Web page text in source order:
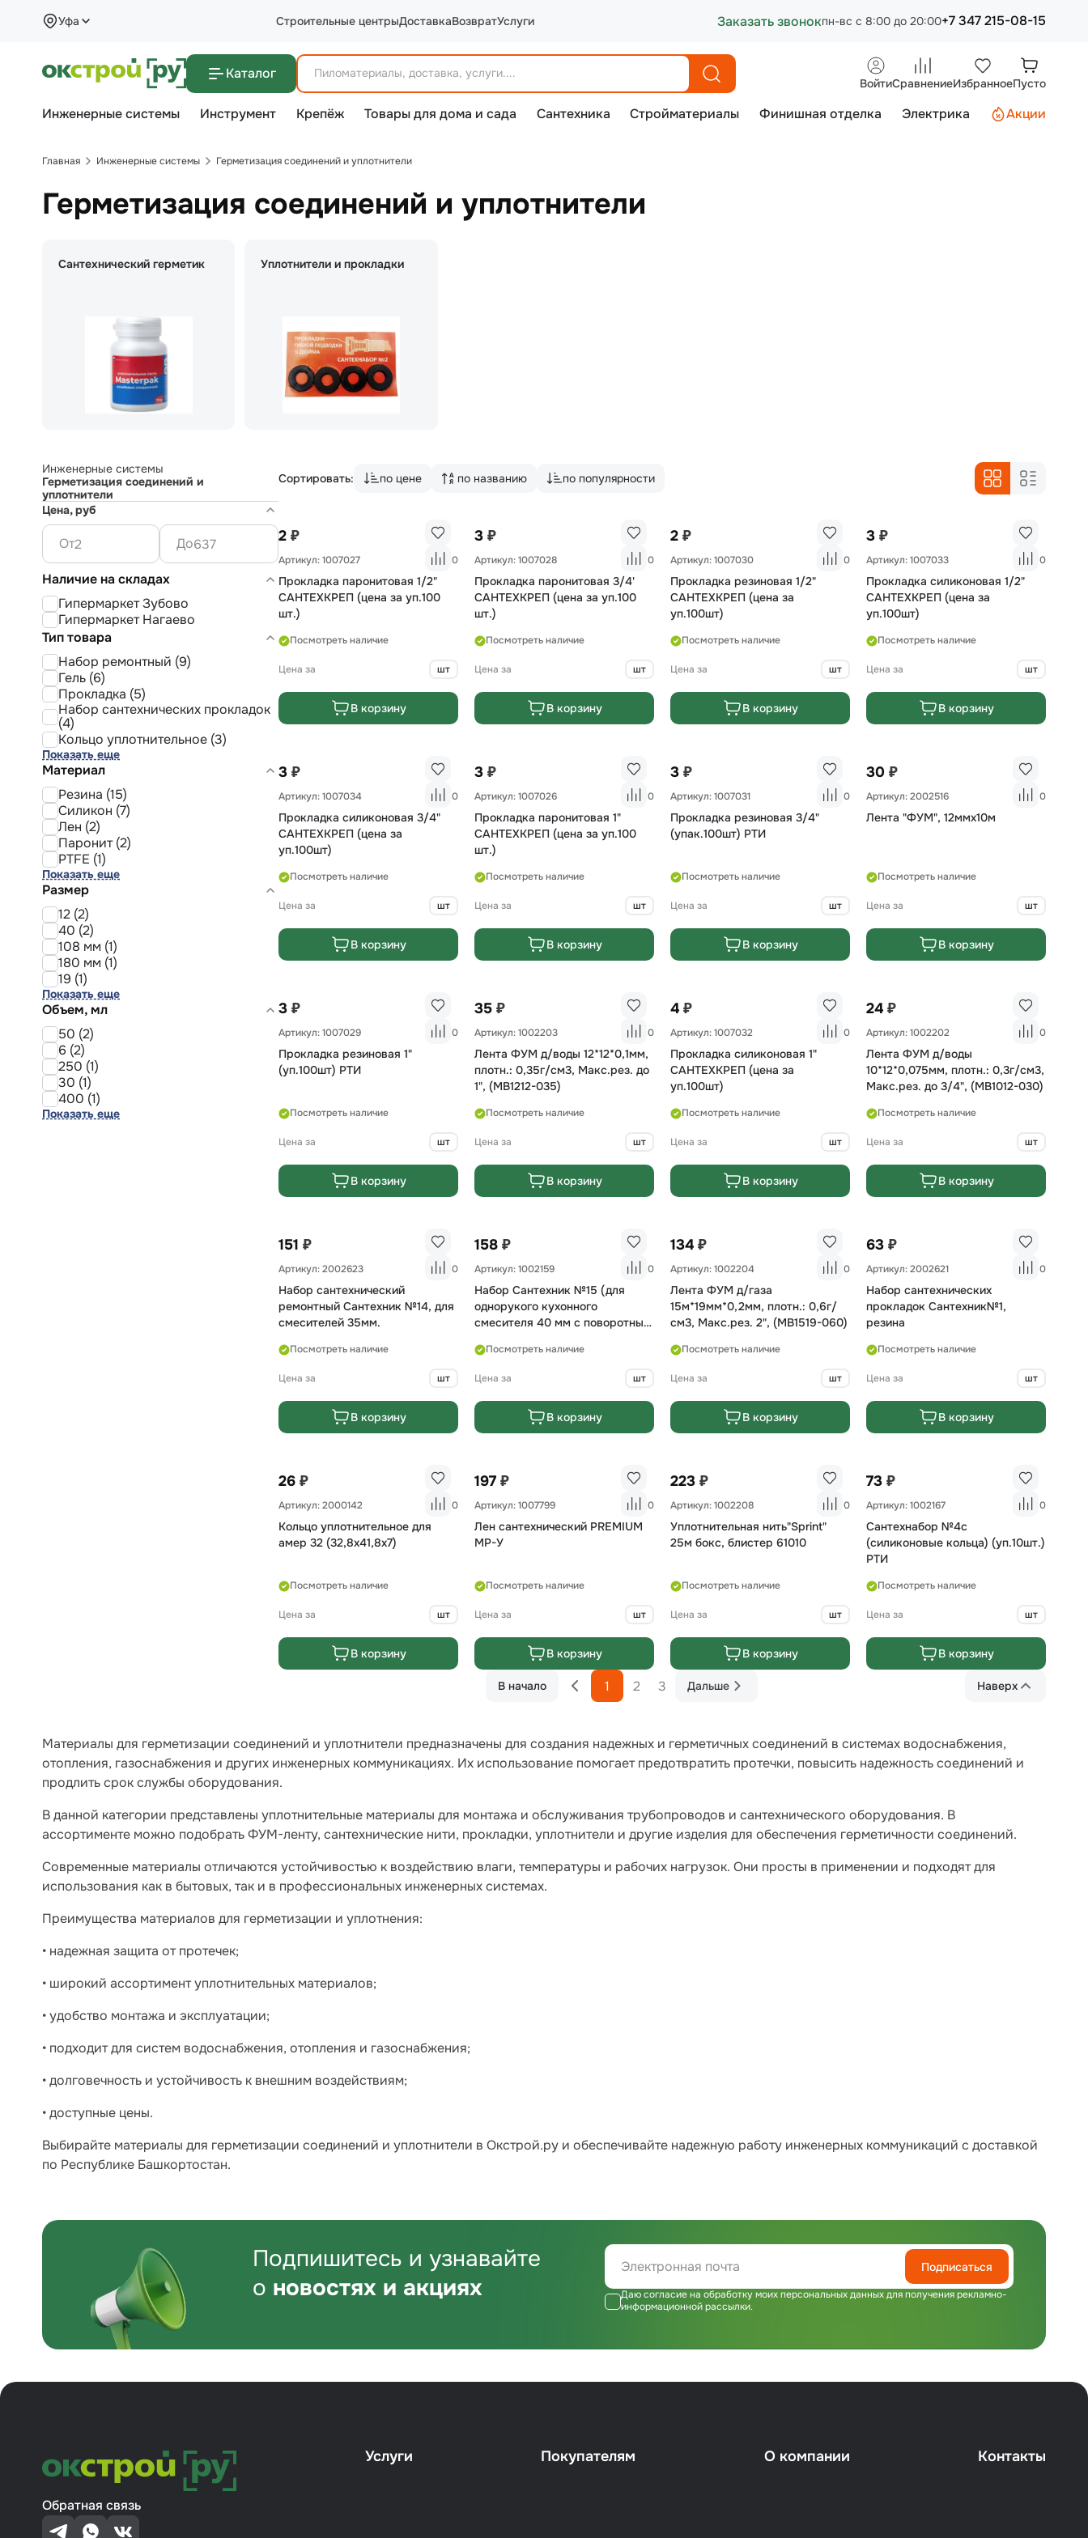
Уфа Строительные центрыДоставкаВозвратУслуги Заказать звонокпн-вс с 8:00 до 20:00+7 347 215-08-15
Каталог
ВойтиСравнениеИзбранноеПусто
Инженерные системы Инструмент Крепёж Товары для дома и сада Сантехника Стройматериалы Финишная отделка Электрика Акции
Главная Инженерные системы Герметизация соединений и уплотнители
Герметизация соединений и уплотнители
Сантехнический герметик Уплотнители и прокладки
Инженерные системы
Герметизация соединений и
уплотнители
Цена, руб
От До
Наличие на складах
Гипермаркет Зубово
Гипермаркет Нагаево
Тип товара
Набор ремонтный (9)
Гель (6)
Прокладка (5)
Набор сантехнических прокладок
(4)
Кольцо уплотнительное (3)
Показать еще
Материал
Резина (15)
Силикон (7)
Лен (2)
Паронит (2)
PTFE (1)
Показать еще
Размер
12 (2)
40 (2)
108 мм (1)
180 мм (1)
19 (1)
Показать еще
Объем, мл
50 (2)
6 (2)
250 (1)
30 (1)
400 (1)
Показать еще
Сортировать: по цене по названию по популярности
2 ₽
Артикул: 1007027 0
Прокладка паронитовая 1/2"
САНТЕХКРЕП (цена за уп.100
шт.)
Посмотреть наличие
Цена за шт
В корзину
3 ₽
Артикул: 1007028 0
Прокладка паронитовая 3/4'
САНТЕХКРЕП (цена за уп.100
шт.)
Посмотреть наличие
Цена за шт
В корзину
2 ₽
Артикул: 1007030 0
Прокладка резиновая 1/2"
САНТЕХКРЕП (цена за
уп.100шт)
Посмотреть наличие
Цена за шт
В корзину
3 ₽
Артикул: 1007033 0
Прокладка силиконовая 1/2"
САНТЕХКРЕП (цена за
уп.100шт)
Посмотреть наличие
Цена за шт
В корзину
3 ₽
Артикул: 1007034 0
Прокладка силиконовая 3/4"
САНТЕХКРЕП (цена за
уп.100шт)
Посмотреть наличие
Цена за шт
В корзину
3 ₽
Артикул: 1007026 0
Прокладка паронитовая 1"
САНТЕХКРЕП (цена за уп.100
шт.)
Посмотреть наличие
Цена за шт
В корзину
3 ₽
Артикул: 1007031 0
Прокладка резиновая 3/4"
(упак.100шт) РТИ
Посмотреть наличие
Цена за шт
В корзину
30 ₽
Артикул: 2002516 0
Лента "ФУМ", 12ммх10м
Посмотреть наличие
Цена за шт
В корзину
3 ₽
Артикул: 1007029 0
Прокладка резиновая 1"
(уп.100шт) РТИ
Посмотреть наличие
Цена за шт
В корзину
35 ₽
Артикул: 1002203 0
Лента ФУМ д/воды 12*12*0,1мм,
плотн.: 0,35г/см3, Макс.рез. до
1", (MB1212-035)
Посмотреть наличие
Цена за шт
В корзину
4 ₽
Артикул: 1007032 0
Прокладка силиконовая 1"
САНТЕХКРЕП (цена за
уп.100шт)
Посмотреть наличие
Цена за шт
В корзину
24 ₽
Артикул: 1002202 0
Лента ФУМ д/воды
10*12*0,075мм, плотн.: 0,3г/см3,
Макс.рез. до 3/4", (MB1012-030)
Посмотреть наличие
Цена за шт
В корзину
151 ₽
Артикул: 2002623 0
Набор сантехнический
ремонтный Сантехник №14, для
смесителей 35мм.
Посмотреть наличие
Цена за шт
В корзину
158 ₽
Артикул: 1002159 0
Набор Сантехник №15 (для
однорукого кухонного
смесителя 40 мм с поворотным
Посмотреть наличие
Цена за шт
В корзину
134 ₽
Артикул: 1002204 0
Лента ФУМ д/газа
15м*19мм*0,2мм, плотн.: 0,6г/
см3, Макс.рез. 2", (MB1519-060)
Посмотреть наличие
Цена за шт
В корзину
63 ₽
Артикул: 2002621 0
Набор сантехнических
прокладок Сантехник№1,
резина
Посмотреть наличие
Цена за шт
В корзину
26 ₽
Артикул: 2000142 0
Кольцо уплотнительное для
амер 32 (32,8х41,8х7)
Посмотреть наличие
Цена за шт
В корзину
197 ₽
Артикул: 1007799 0
Лен сантехнический PREMIUM
MP-У
Посмотреть наличие
Цена за шт
В корзину
223 ₽
Артикул: 1002208 0
Уплотнительная нить"Sprint"
25м бокс, блистер 61010
Посмотреть наличие
Цена за шт
В корзину
73 ₽
Артикул: 1002167 0
Сантехнабор №4с
(силиконовые кольца) (уп.10шт.)
РТИ
Посмотреть наличие
Цена за шт
В корзину
В начало 1 2 3 Дальше Наверх
Материалы для герметизации соединений и уплотнители предназначены для создания надежных и герметичных соединений в системах водоснабжения,
отопления, газоснабжения и других инженерных коммуникациях. Их использование помогает предотвратить протечки, повысить надежность соединений и
продлить срок службы оборудования.
В данной категории представлены уплотнительные материалы для монтажа и обслуживания трубопроводов и сантехнического оборудования. В
ассортименте можно подобрать ФУМ-ленту, сантехнические нити, прокладки, уплотнители и другие изделия для обеспечения герметичности соединений.
Современные материалы отличаются устойчивостью к воздействию влаги, температуры и рабочих нагрузок. Они просты в применении и подходят для
использования как в бытовых, так и в профессиональных инженерных системах.
Преимущества материалов для герметизации и уплотнения:
• надежная защита от протечек;
• широкий ассортимент уплотнительных материалов;
• удобство монтажа и эксплуатации;
• подходит для систем водоснабжения, отопления и газоснабжения;
• долговечность и устойчивость к внешним воздействиям;
• доступные цены.
Выбирайте материалы для герметизации соединений и уплотнители в Окстрой.ру и обеспечивайте надежную работу инженерных коммуникаций с доставкой
по Республике Башкортостан.
Подпишитесь и узнавайте
о новостях и акциях
Подписаться
Даю согласие на обработку моих персональных данных для получения рекламно-
информационной рассылки.
Обратная связь
Услуги Покупателям О компании Контакты